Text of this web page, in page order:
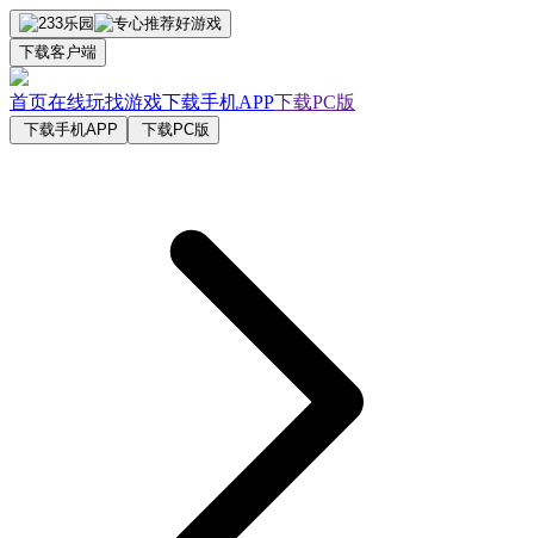
下载客户端
首页在线玩找游戏下载手机APP下载PC版
下载手机APP 下载PC版